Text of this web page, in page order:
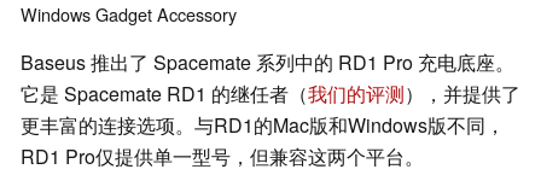
WindowsGadgetAccessory
Baseus 推出了 Spacemate 系列中的 RD1 Pro 充电底座。
它是 Spacemate RD1 的继任者（我们的评测），并提供了
更丰富的连接选项。与RD1的Mac版和Windows版不同，
RD1 Pro仅提供单一型号，但兼容这两个平台。